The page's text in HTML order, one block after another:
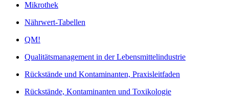
Mikrothek
Nährwert-Tabellen
QM!
Qualitätsmanagement in der Lebensmittelindustrie
Rückstände und Kontaminanten, Praxisleitfaden
Rückstände, Kontaminanten und Toxikologie